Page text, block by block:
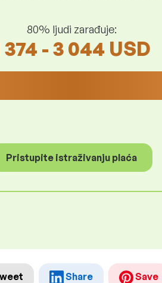
80% ljudi zarađuje:
374 - 3 044 USD
Pristupite istraživanju plaća
Share Save